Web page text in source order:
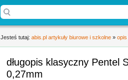
Jesteś tutaj: abis.pl artykuły biurowe i szkolne » opis
długopis klasyczny Pentel
0,27mm